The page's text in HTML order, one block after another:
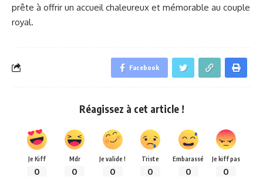
prête à offrir un accueil chaleureux et mémorable au couple
royal.
Facebook
Réagissez à cet article !
Je Kiff
0
Mdr
0
Je valide !
0
Triste
0
Embarassé
0
Je kiff pas
0